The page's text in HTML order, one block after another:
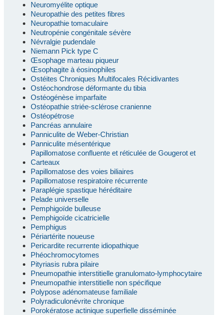
Neuromyélite optique
Neuropathie des petites fibres
Neuropathie tomaculaire
Neutropénie congénitale sévère
Névralgie pudendale
Niemann Pick type C
Œsophage marteau piqueur
Œsophagite à éosinophiles
Ostéites Chroniques Multifocales Récidivantes
Ostéochondrose déformante du tibia
Ostéogénèse imparfaite
Ostéopathie striée-sclérose cranienne
Ostéopétrose
Pancréas annulaire
Panniculite de Weber-Christian
Panniculite mésentérique
Papillomatose confluente et réticulée de Gougerot et
Carteaux
Papillomatose des voies biliaires
Papillomatose respiratoire récurrente
Paraplégie spastique héréditaire
Pelade universelle
Pemphigoïde bulleuse
Pemphigoïde cicatricielle
Pemphigus
Périartérite noueuse
Pericardite recurrente idiopathique
Phéochromocytomes
Pityriasis rubra pilaire
Pneumopathie interstitielle granulomato-lymphocytaire
Pneumopathie interstitielle non spécifique
Polypose adénomateuse familiale
Polyradiculonévrite chronique
Porokératose actinique superfielle disséminée